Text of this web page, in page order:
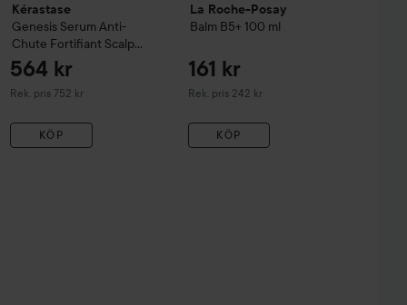
Kérastase
Genesis Serum Anti-
Chute Fortifiant Scalp
Serum 90 ml
564 kr
Rek. pris 752 kr
Rekommenderat pris 752 kr
KÖP
La Roche-Posay
Balm B5+ 100 ml
161 kr
Rek. pris 242 kr
Rekommenderat pris 242 kr
KÖP